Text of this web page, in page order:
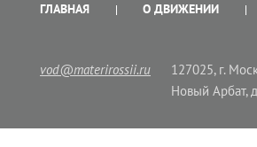
ГЛАВНАЯ О ДВИЖЕНИИ
vod@materirossii.ru
127025, г.
Новый Арбат,